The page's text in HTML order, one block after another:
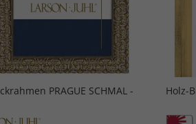
PRAGUE SCHMAL - Holz-